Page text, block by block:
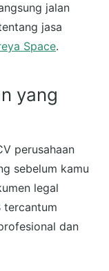
jalan
jasa
Space.
yang
perusahaan
sebelum kamu
legal
tercantum
dan